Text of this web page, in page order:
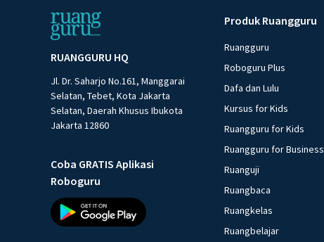
RUANGGURU HQ
Jl. Dr. Saharjo No.161, Manggarai
Selatan, Tebet, Kota Jakarta
Selatan, Daerah Khusus Ibukota
Jakarta 12860
Coba GRATIS Aplikasi
Roboguru
Produk Ruangguru
Ruangguru
Roboguru Plus
Dafa dan Lulu
Kursus for Kids
Ruangguru for Kids
Ruangguru for Business
Ruanguji
Ruangbaca
Ruangkelas
Ruangbelajar